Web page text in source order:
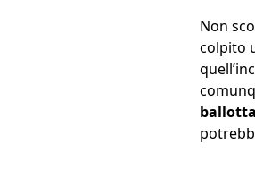
Non
colpito